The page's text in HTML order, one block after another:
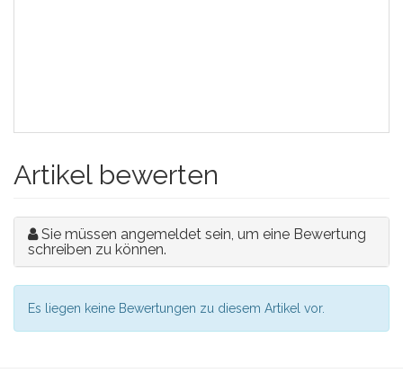
Artikel bewerten
Sie müssen angemeldet sein, um eine Bewertung
schreiben zu können.
Es liegen keine Bewertungen zu diesem Artikel vor.